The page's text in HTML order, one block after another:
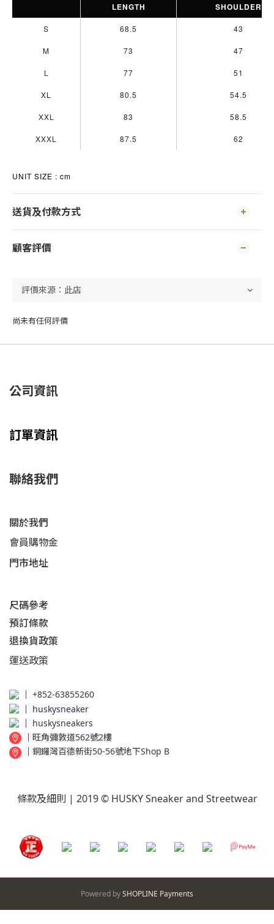
LENGTH SHOULDER
S 68.5 43
M 73 47
L 77 51
XL 80.5 54.5
XXL 83 58.5
XXXL 87.5 62
UNIT SIZE : cm
送貨及付款方式
顧客評價
尚未有任何評價
公司資訊
訂單資訊
聯絡我們
關於我們
會員購物金
門市地址
尺碼參考
預訂條款
退換貨政策​
運送政策​
+852-63855260
│ huskysneaker
│ huskysneakers
旺角彌敦道562號2樓
銅鑼灣百德新街50-56號地下Shop B
條款及細則 | 2019 © HUSKY Sneaker and Streetwear
Powered bySHOPLINE Payments